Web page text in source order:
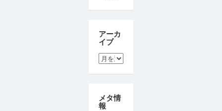
アーカ
イブ
ア
ー
カ
ブ
メタ情
報